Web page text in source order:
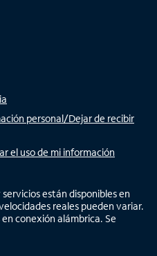
personal/Dejar de recibir
el uso de mi información
están disponibles en
reales pueden variar.
conexión alámbrica. Se